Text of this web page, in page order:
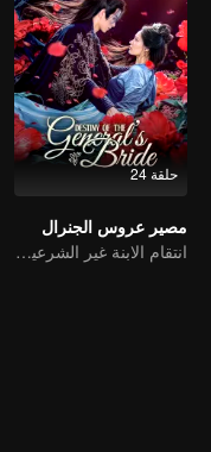
حلقة 24
مصير عروس الجنرال
انتقام الابنة غير الشرعية من تغيير الوجه